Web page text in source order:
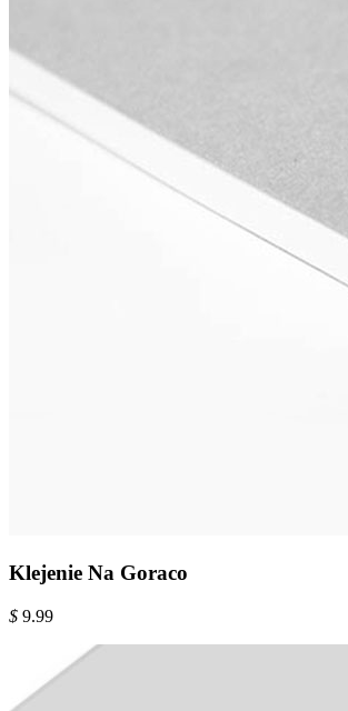
Klejenie Na Goraco
$ 9.99